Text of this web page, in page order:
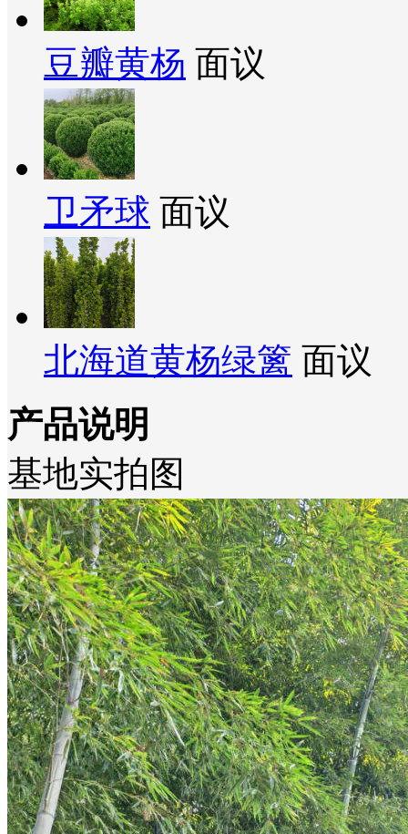
豆瓣黄杨 面议
卫矛球 面议
北海道黄杨绿篱 面议
产品说明
基地实拍图